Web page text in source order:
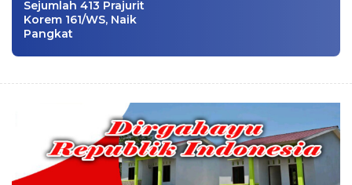
Sejumlah 413 Prajurit
Korem 161/WS, Naik
Pangkat